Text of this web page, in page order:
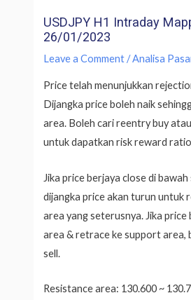
USDJPY H1 Intraday
26/01/2023
Leave a Comment /Analisa
Price telah menunjukkan
Dijangka price boleh naik
area. Boleh cari reentry buy
untuk dapatkan risk reward
Jika price berjaya close di
dijangka price akan turun untuk
area yang seterusnya. Jika
area & retrace ke support area,
sell.
Resistance area: 130.600 ~